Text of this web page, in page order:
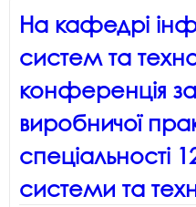
На кафедрі
систем та
конференція
виробничої
спеціальності
системи та